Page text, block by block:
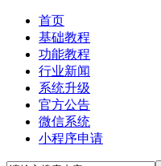
首页
基础教程
功能教程
行业新闻
系统升级
官方公告
微信系统
小程序申请